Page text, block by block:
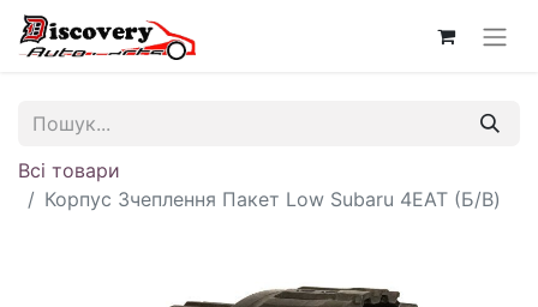
Всі товари
Корпус Зчеплення Пакет Low Subaru 4EAT (Б/В)